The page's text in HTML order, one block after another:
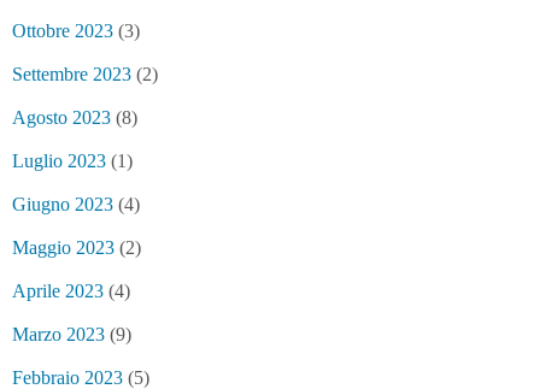
Ottobre 2023 (3)
Settembre 2023 (2)
Agosto 2023 (8)
Luglio 2023 (1)
Giugno 2023 (4)
Maggio 2023 (2)
Aprile 2023 (4)
Marzo 2023 (9)
Febbraio 2023 (5)